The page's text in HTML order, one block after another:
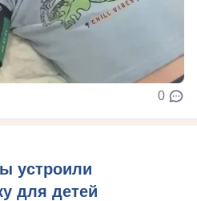
0
устроили
для детей